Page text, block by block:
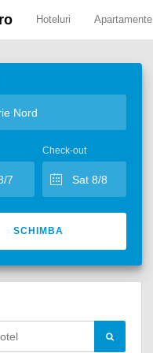
Hoteluri Apartamente
Check-out
SCHIMBA